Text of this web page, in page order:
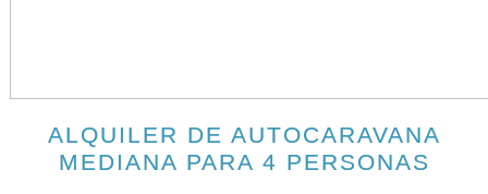
ALQUILER DE AUTOCARAVANA
MEDIANA PARA 4 PERSONAS